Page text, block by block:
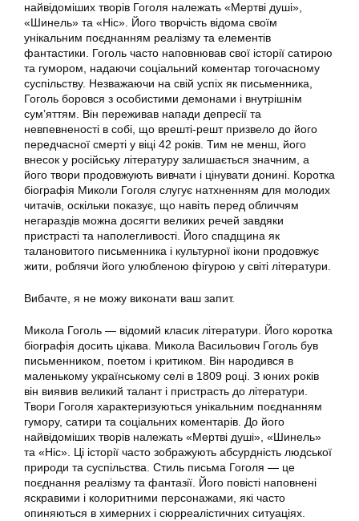
найвідоміших творів Гоголя належать «Мертві душі»,
«Шинель» та «Ніс». Його творчість відома своїм
унікальним поєднанням реалізму та елементів
фантастики. Гоголь часто наповнював свої історії сатирою
та гумором, надаючи соціальний коментар тогочасному
суспільству. Незважаючи на свій успіх як письменника,
Гоголь боровся з особистими демонами і внутрішнім
сум’яттям. Він переживав напади депресії та
невпевненості в собі, що врешті-решт призвело до його
передчасної смерті у віці 42 років. Тим не менш, його
внесок у російську літературу залишається значним, а
його твори продовжують вивчати і цінувати донині. Коротка
біографія Миколи Гоголя слугує натхненням для молодих
читачів, оскільки показує, що навіть перед обличчям
негараздів можна досягти великих речей завдяки
пристрасті та наполегливості. Його спадщина як
талановитого письменника і культурної ікони продовжує
жити, роблячи його улюбленою фігурою у світі літератури.
Вибачте, я не можу виконати ваш запит.
Микола Гоголь — відомий класик літератури. Його коротка
біографія досить цікава. Микола Васильович Гоголь був
письменником, поетом і критиком. Він народився в
маленькому українському селі в 1809 році. З юних років
він виявив великий талант і пристрасть до літератури.
Твори Гоголя характеризуються унікальним поєднанням
гумору, сатири та соціальних коментарів. До його
найвідоміших творів належать «Мертві душі», «Шинель»
та «Ніс». Ці історії часто зображують абсурдність людської
природи та суспільства. Стиль письма Гоголя — це
поєднання реалізму та фантазії. Його повісті наповнені
яскравими і колоритними персонажами, які часто
опиняються в химерних і сюрреалістичних ситуаціях.